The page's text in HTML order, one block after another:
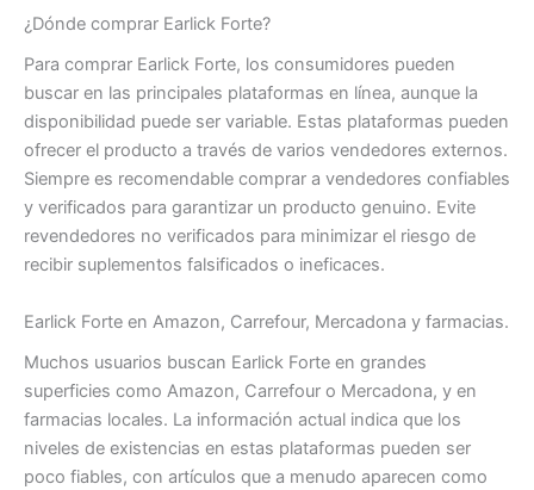
¿Dónde comprar Earlick Forte?
Para comprar Earlick Forte, los consumidores pueden
buscar en las principales plataformas en línea, aunque la
disponibilidad puede ser variable. Estas plataformas pueden
ofrecer el producto a través de varios vendedores externos.
Siempre es recomendable comprar a vendedores confiables
y verificados para garantizar un producto genuino. Evite
revendedores no verificados para minimizar el riesgo de
recibir suplementos falsificados o ineficaces.
Earlick Forte en Amazon, Carrefour, Mercadona y farmacias.
Muchos usuarios buscan Earlick Forte en grandes
superficies como Amazon, Carrefour o Mercadona, y en
farmacias locales. La información actual indica que los
niveles de existencias en estas plataformas pueden ser
poco fiables, con artículos que a menudo aparecen como